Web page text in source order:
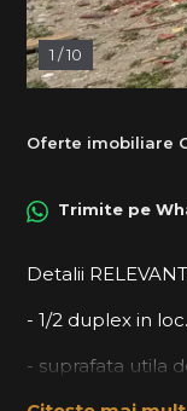
1 /10
Oferte imobiliare
Trimite pe
Detalii
- 1/2 duplex in
- suprafata utila